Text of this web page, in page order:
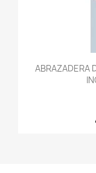
ABRAZADERA